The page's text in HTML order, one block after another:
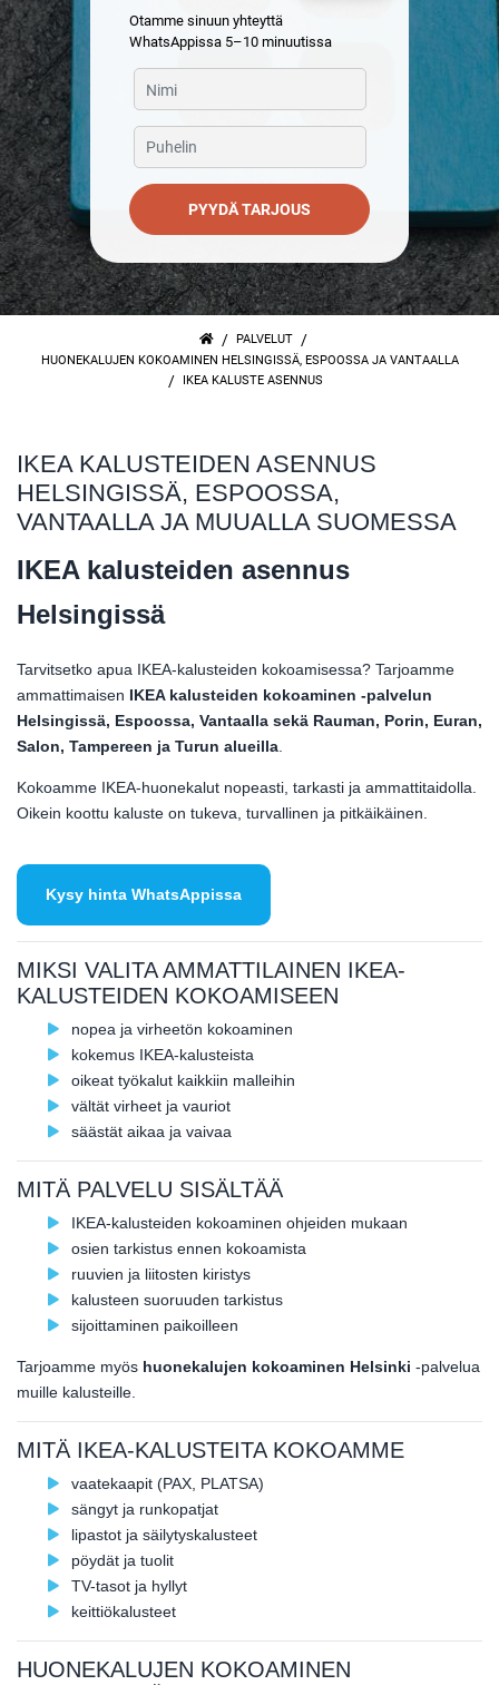
Otamme sinuun yhteyttä
WhatsAppissa 5–10 minuutissa
PYYDÄ TARJOUS
/ PALVELUT /
HUONEKALUJEN KOKOAMINEN HELSINGISSÄ, ESPOOSSA JA VANTAALLA
/ IKEA KALUSTE ASENNUS
IKEA KALUSTEIDEN ASENNUS
HELSINGISSÄ, ESPOOSSA,
VANTAALLA JA MUUALLA SUOMESSA
IKEA kalusteiden asennus
Helsingissä
Tarvitsetko apua IKEA-kalusteiden kokoamisessa? Tarjoamme
ammattimaisen IKEA kalusteiden kokoaminen -palvelun
Helsingissä, Espoossa, Vantaalla sekä Rauman, Porin, Euran,
Salon, Tampereen ja Turun alueilla.
Kokoamme IKEA-huonekalut nopeasti, tarkasti ja ammattitaidolla.
Oikein koottu kaluste on tukeva, turvallinen ja pitkäikäinen.
Kysy hinta WhatsAppissa
MIKSI VALITA AMMATTILAINEN IKEA-
KALUSTEIDEN KOKOAMISEEN
nopea ja virheetön kokoaminen
kokemus IKEA-kalusteista
oikeat työkalut kaikkiin malleihin
vältät virheet ja vauriot
säästät aikaa ja vaivaa
MITÄ PALVELU SISÄLTÄÄ
IKEA-kalusteiden kokoaminen ohjeiden mukaan
osien tarkistus ennen kokoamista
ruuvien ja liitosten kiristys
kalusteen suoruuden tarkistus
sijoittaminen paikoilleen
Tarjoamme myös huonekalujen kokoaminen Helsinki -palvelua
muille kalusteille.
MITÄ IKEA-KALUSTEITA KOKOAMME
vaatekaapit (PAX, PLATSA)
sängyt ja runkopatjat
lipastot ja säilytyskalusteet
pöydät ja tuolit
TV-tasot ja hyllyt
keittiökalusteet
HUONEKALUJEN KOKOAMINEN